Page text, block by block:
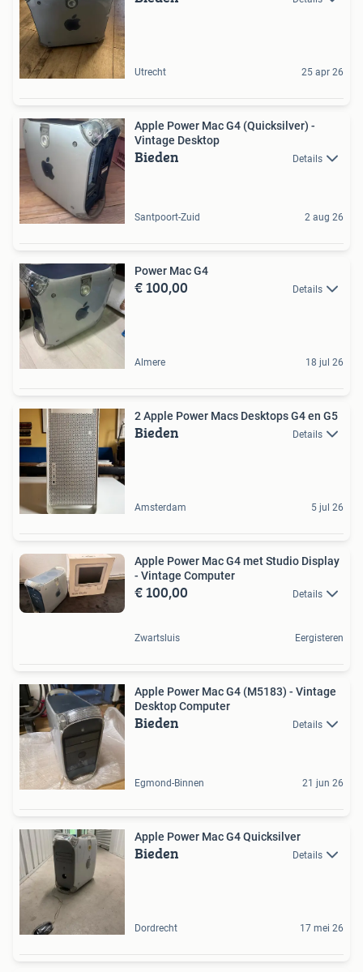
Utrecht 25 apr 26
Apple Power Mac G4 (Quicksilver) -
Vintage Desktop
Bieden Details
Santpoort-Zuid 2 aug 26
Power Mac G4
€ 100,00 Details
Almere 18 jul 26
2 Apple Power Macs Desktops G4 en G5
Bieden Details
Amsterdam 5 jul 26
Apple Power Mac G4 met Studio Display
- Vintage Computer
€ 100,00 Details
Zwartsluis Eergisteren
Apple Power Mac G4 (M5183) - Vintage
Desktop Computer
Bieden Details
Egmond-Binnen 21 jun 26
Apple Power Mac G4 Quicksilver
Bieden Details
Dordrecht 17 mei 26